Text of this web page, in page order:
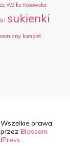
Wólka Kosowska
sukienki
komplet
prawa
Blossom
.